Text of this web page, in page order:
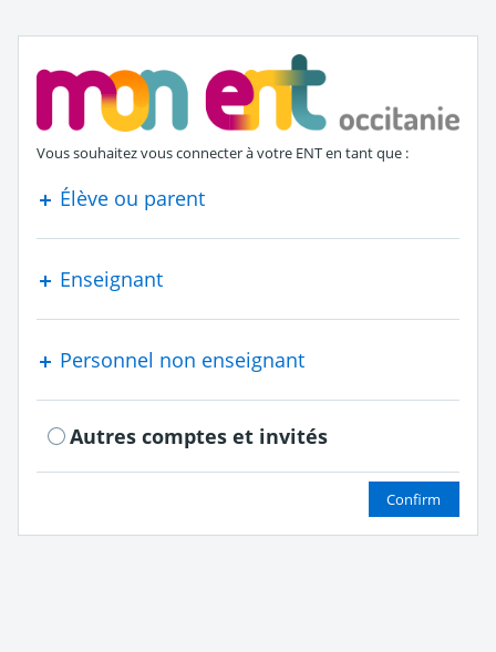
S'authentifier en tant que
Vous souhaitez vous connecter à votre ENT en tant que :
Élève ou parent
Enseignant
Personnel non enseignant
Autres comptes et invités